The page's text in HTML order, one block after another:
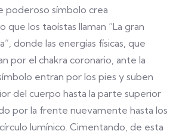
poderoso símbolo crea
los taoístas llaman “La gran
donde las energías físicas, que
por el chakra coronario, ante la
entran por los pies y suben
del cuerpo hasta la parte superior
por la frente nuevamente hasta los
lumínico. Cimentando, de esta